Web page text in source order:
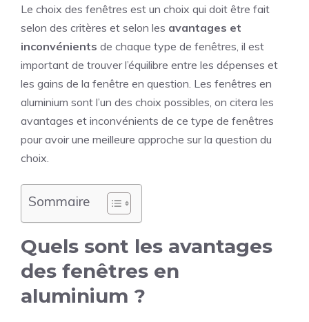
Le choix des fenêtres est un choix qui doit être fait
selon des critères et selon les avantages et
inconvénients de chaque type de fenêtres, il est
important de trouver l’équilibre entre les dépenses et
les gains de la fenêtre en question. Les fenêtres en
aluminium sont l’un des choix possibles, on citera les
avantages et inconvénients de ce type de fenêtres
pour avoir une meilleure approche sur la question du
choix.
Sommaire
Quels sont les avantages
des fenêtres en
aluminium ?